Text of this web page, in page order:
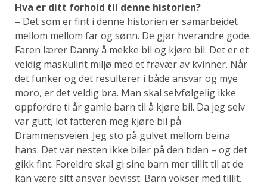
Hva er ditt forhold til denne historien?
– Det som er fint i denne historien er samarbeidet
mellom mellom far og sønn. De gjør hverandre gode.
Faren lærer Danny å mekke bil og kjøre bil. Det er et
veldig maskulint miljø med et fravær av kvinner. Når
det funker og det resulterer i både ansvar og mye
moro, er det veldig bra. Man skal selvfølgelig ikke
oppfordre ti år gamle barn til å kjøre bil. Da jeg selv
var gutt, lot fatteren meg kjøre bil på
Drammensveien. Jeg sto på gulvet mellom beina
hans. Det var nesten ikke biler på den tiden – og det
gikk fint. Foreldre skal gi sine barn mer tillit til at de
kan være sitt ansvar bevisst. Barn vokser med tillit.